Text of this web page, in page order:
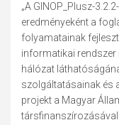
„A GINOP_Plusz-
eredményeként a
folyamatainak
informatikai rendszer
hálózat
szolgáltatásainak és
projekt a Magyar